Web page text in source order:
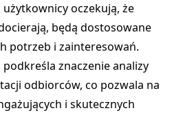
oczekują, że
będą dostosowane
potrzeb i zainteresowań.
znaczenie analizy
odbiorców, co pozwala na
i skutecznych